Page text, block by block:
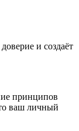
и создаёт
принципов
ваш личный